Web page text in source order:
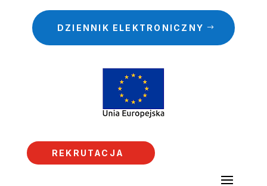
DZIENNIK ELEKTRONICZNY
REKRUTACJA